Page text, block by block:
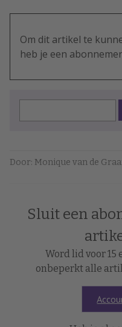
Om dit artikel te
heb je een
Door: Monique van de
Sluit een
Word lid voor 15
onbeperkt alle